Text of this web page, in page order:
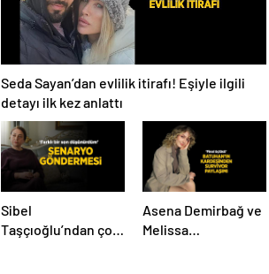
Seda Sayan’dan evlilik itirafı! Eşiyle ilgili
detayı ilk kez anlattı
Sibel
Taşçıoğlu’ndan çok
Asena Demirbağ ve
Melissa